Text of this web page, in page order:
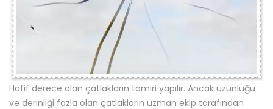
Hafif derece olan çatlakların tamiri yapılır. Ancak uzunluğu
ve derinliği fazla olan çatlakların uzman ekip tarafından